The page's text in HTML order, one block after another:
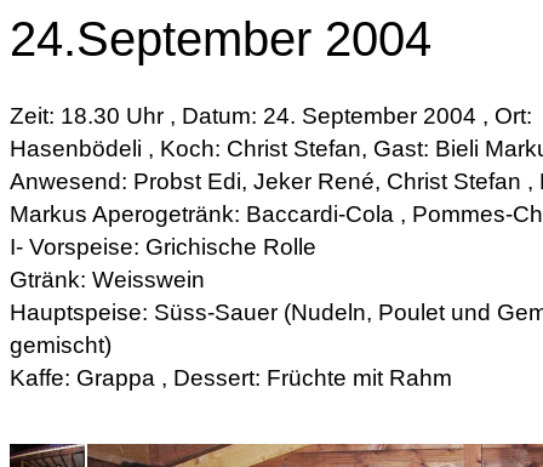
24.September 2004
Zeit: 18.30 Uhr , Datum: 24. September 2004 , Ort:
Hasenbödeli , Koch: Christ Stefan, Gast: Bieli
Anwesend: Probst Edi, Jeker René, Christ Stefan ,
Markus Aperogetränk: Baccardi-Cola , Pommes-
I- Vorspeise: Grichische Rolle
Gtränk: Weisswein
Hauptspeise: Süss-Sauer (Nudeln, Poulet und
gemischt)
Kaffe: Grappa , Dessert: Früchte mit Rahm